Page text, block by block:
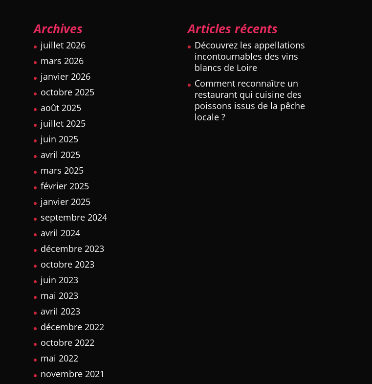
Archives
juillet 2026
mars 2026
janvier 2026
octobre 2025
août 2025
juillet 2025
juin 2025
avril 2025
mars 2025
février 2025
janvier 2025
septembre 2024
avril 2024
décembre 2023
octobre 2023
juin 2023
mai 2023
avril 2023
décembre 2022
octobre 2022
mai 2022
novembre 2021
Articles récents
Découvrez les appellations
incontournables des vins
blancs de Loire
Comment reconnaître un
restaurant qui cuisine des
poissons issus de la pêche
locale ?